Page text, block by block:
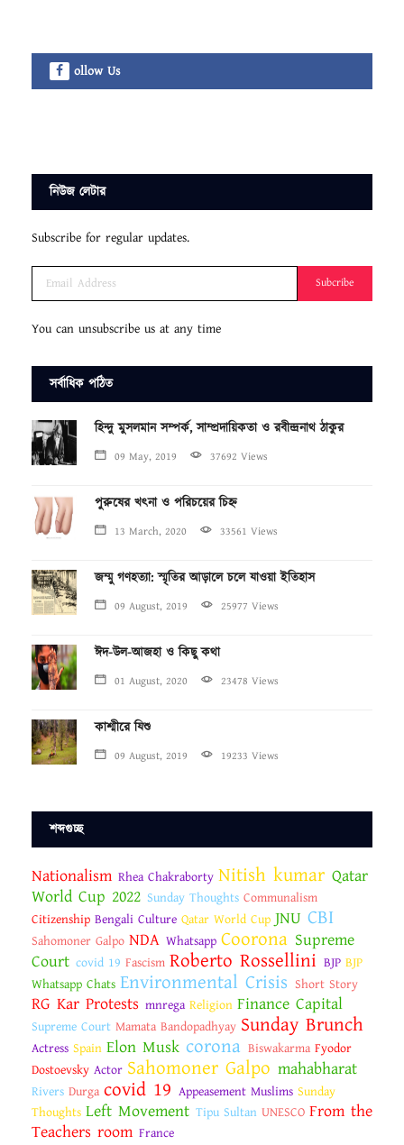
ollow Us
নিউজ লেটার
Subscribe for regular updates.
Subcribe
You can unsubscribe us at any time
সর্বাধিক পঠিত
হিন্দু মুসলমান সম্পর্ক, সাম্প্রদায়িকতা ও রবীন্দ্রনাথ ঠাকুর
09 May, 2019 37692 Views
পুরুষের খৎনা ও পরিচয়ের চিহ্ন
13 March, 2020 33561 Views
জম্মু গণহত্যা: স্মৃতির আড়ালে চলে যাওয়া ইতিহাস
09 August, 2019 25977 Views
ঈদ-উল-আজহা ও কিছু কথা
01 August, 2020 23478 Views
কাশ্মীরে যিশু
09 August, 2019 19233 Views
শব্দগুচ্ছ
Nationalism Rhea Chakraborty Nitish kumar Qatar
World Cup 2022 Sunday Thoughts Communalism
Citizenship Bengali Culture Qatar World Cup JNU CBI
Sahomoner Galpo NDA Whatsapp Coorona Supreme
Court covid 19 Fascism Roberto Rossellini BJP BJP
Whatsapp Chats Environmental Crisis Short Story
RG Kar Protests mnrega Religion Finance Capital
Supreme Court Mamata Bandopadhyay Sunday Brunch
Actress Spain Elon Musk corona Biswakarma Fyodor
Dostoevsky Actor Sahomoner Galpo mahabharat
Rivers Durga covid 19 Appeasement Muslims Sunday
Thoughts Left Movement Tipu Sultan UNESCO From the
Teachers room France